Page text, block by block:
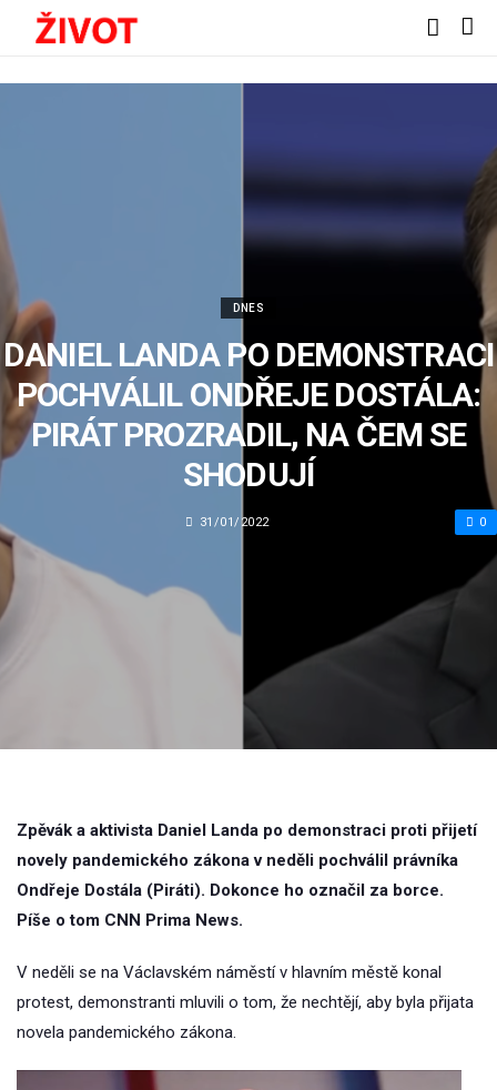
DNES
DANIEL LANDA PO DEMONSTRACI
POCHVÁLIL ONDŘEJE DOSTÁLA:
PIRÁT PROZRADIL, NA ČEM SE
SHODUJÍ
31/01/2022 0
Zpěvák a aktivista Daniel Landa po demonstraci proti přijetí
novely pandemického zákona v neděli pochválil právníka
Ondřeje Dostála (Piráti). Dokonce ho označil za borce.
Píše o tom CNN Prima News.
V neděli se na Václavském náměstí v hlavním městě konal
protest, demonstranti mluvili o tom, že nechtějí, aby byla přijata
novela pandemického zákona.